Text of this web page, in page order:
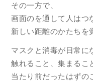
その一方で、
画面のを通して人はつ
新しい距離のかたちを
マスクと消毒が日常に
触れること、集まるこ
当たり前だったはずの